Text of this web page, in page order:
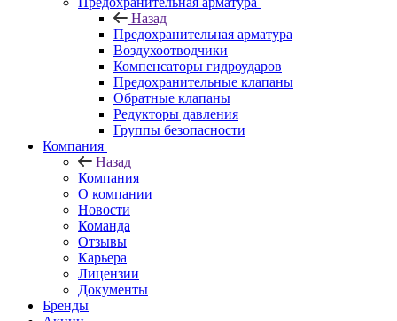
Назад
Предохранительная арматура
Воздухоотводчики
Компенсаторы гидроударов
Предохранительные клапаны
Обратные клапаны
Редукторы давления
Группы безопасности
Компания
Назад
Компания
О компании
Новости
Команда
Отзывы
Карьера
Лицензии
Документы
Бренды